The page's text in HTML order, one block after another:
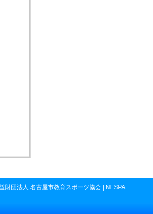
財団法人 名古屋市教育スポーツ協会 | NESPA